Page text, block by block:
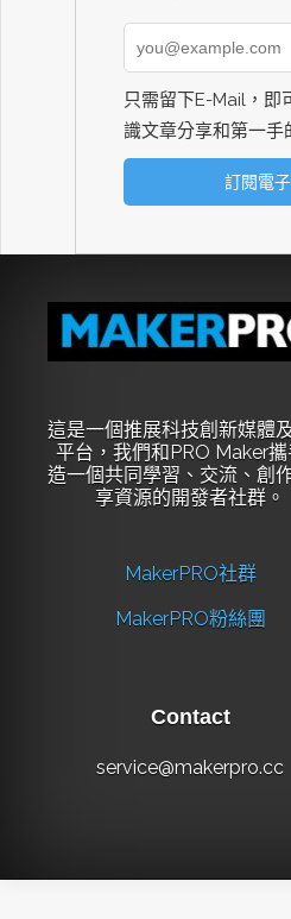
只需留下E-Mail，即
識文章分享和第一手
這是一個推展科技創新媒體
平台，我們和PRO Maker
造一個共同學習、交流、創
享資源的開發者社群。
MakerPRO社群
MakerPRO粉絲團
Contact
service@makerpro.cc